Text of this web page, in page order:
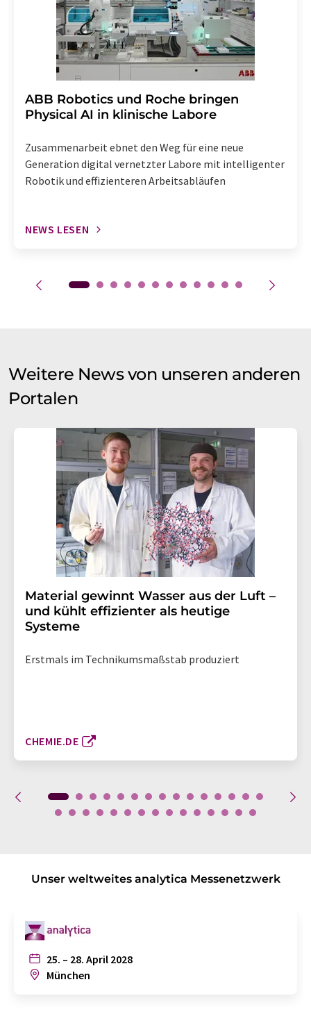
enthalten.
​​​​​​​ABB Robotics und Roche bringen
Physical AI in klinische Labore
Zusammenarbeit ebnet den Weg für eine neue
Generation digital vernetzter Labore mit intelligenter
Robotik und effizienteren Arbeitsabläufen
NEWS LESEN
Weitere News von unseren anderen
Portalen
Material gewinnt Wasser aus der Luft –
und kühlt effizienter als heutige
Systeme
Erstmals im Technikumsmaßstab produziert
CHEMIE.DE
Unser weltweites analytica Messenetzwerk
25. – 28. April 2028
München